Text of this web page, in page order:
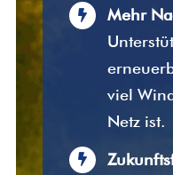
Mehr
viel
Netz ist.